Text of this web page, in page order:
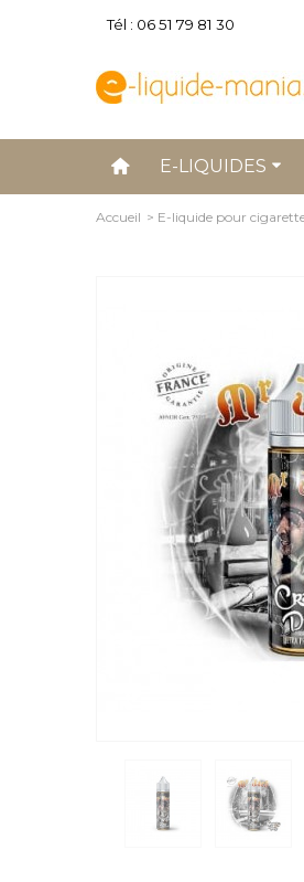
Tél : 06 51 79 81 30
E-LIQUIDES
Accueil > E-liquide pour